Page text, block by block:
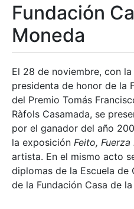
Fundación
Moneda
El 28 de noviembre, con
presidenta de honor de la
del Premio Tomás
Ràfols Casamada, se
por el ganador del año
la exposición Feito,
artista. En el mismo acto
diplomas de la Escuela de
de la Fundación Casa de